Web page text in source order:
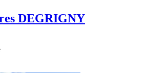
DEGRIGNY